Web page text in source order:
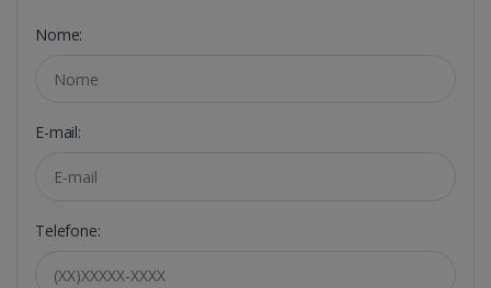
Nome:
E-mail:
Telefone: